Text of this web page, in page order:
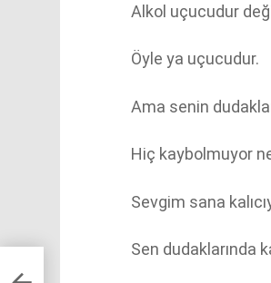
Alkol uçucudur
Öyle ya uçucudur.
Ama senin
Hiç kaybolmuyor
Sevgim sana
Sen dudaklarında